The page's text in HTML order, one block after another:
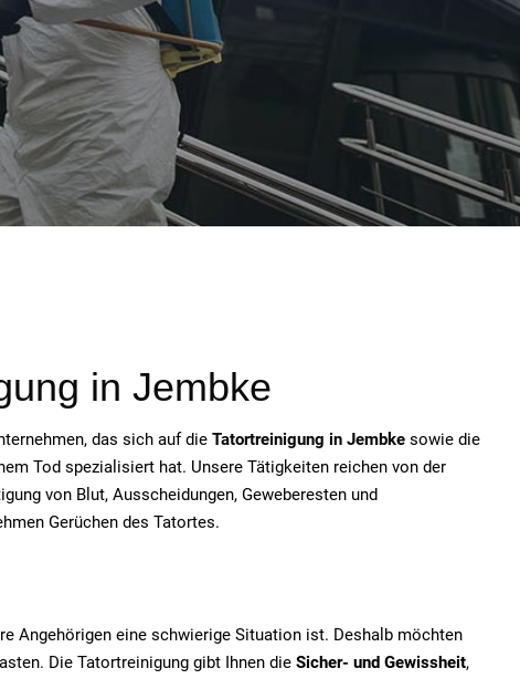
in Jembke
das sich auf die Tatortreinigung in Jembke sowie die
Tod spezialisiert hat. Unsere Tätigkeiten reichen von der
von Blut, Ausscheidungen, Geweberesten und
Gerüchen des Tatortes.
Angehörigen eine schwierige Situation ist. Deshalb möchten
Die Tatortreinigung gibt Ihnen die Sicher- und Gewissheit,